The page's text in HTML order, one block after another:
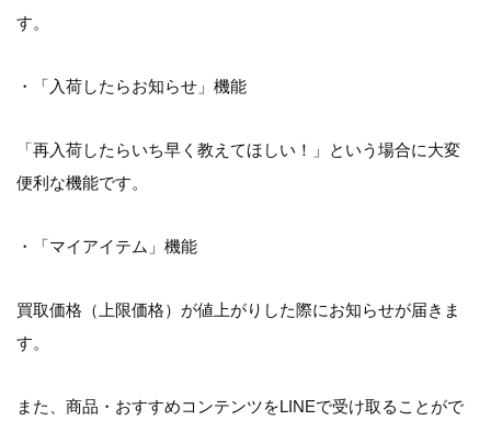
す。
・「入荷したらお知らせ」機能
「再入荷したらいち早く教えてほしい！」という場合に大変
便利な機能です。
・「マイアイテム」機能
買取価格（上限価格）が値上がりした際にお知らせが届きま
す。
また、商品・おすすめコンテンツをLINEで受け取ることがで